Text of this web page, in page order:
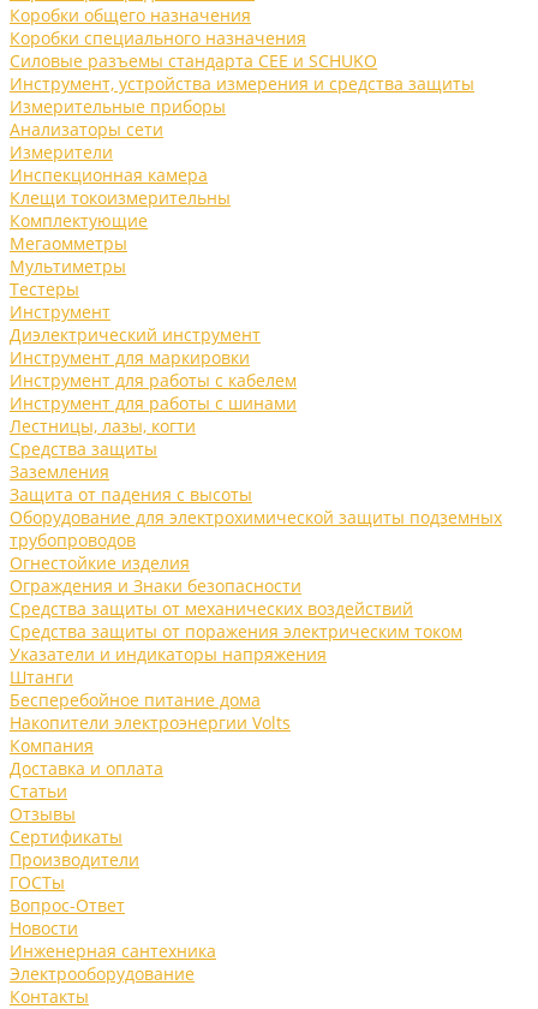
Коробки общего назначения
Коробки специального назначения
Силовые разъемы стандарта CEE и SCHUKO
Инструмент, устройства измерения и средства защиты
Измерительные приборы
Анализаторы сети
Измерители
Инспекционная камера
Клещи токоизмерительны
Комплектующие
Мегаомметры
Мультиметры
Тестеры
Инструмент
Диэлектрический инструмент
Инструмент для маркировки
Инструмент для работы с кабелем
Инструмент для работы с шинами
Лестницы, лазы, когти
Средства защиты
Заземления
Защита от падения с высоты
Оборудование для электрохимической защиты подземных
трубопроводов
Огнестойкие изделия
Ограждения и Знаки безопасности
Средства защиты от механических воздействий
Средства защиты от поражения электрическим током
Указатели и индикаторы напряжения
Штанги
Бесперебойное питание дома
Накопители электроэнергии Volts
Компания
Доставка и оплата
Статьи
Отзывы
Сертификаты
Производители
ГОСТы
Вопрос-Ответ
Новости
Инженерная сантехника
Электрооборудование
Контакты